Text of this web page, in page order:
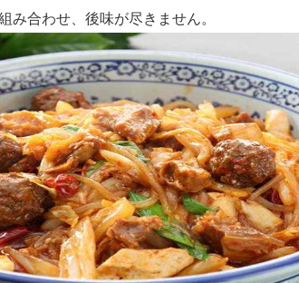
み合わせ、後味が尽きません。